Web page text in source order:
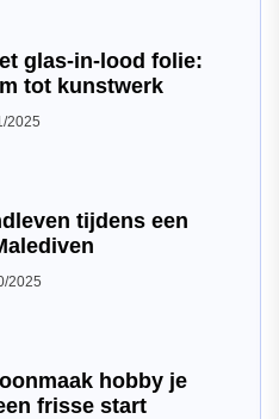
glas-in-lood folie:
tot kunstwerk
2025
tijdens een
2025
hobby je
frisse start